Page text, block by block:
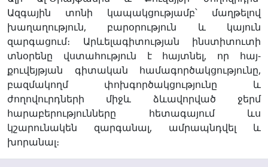
Ազգային տոնի կապակցությամբ՝ մաղթելով
խաղաղություն, բարօրություն և կայուն
զարգացում։ Արևելագիտության ինստիտուտի
տնօրենը վստահություն է հայտնել, որ հայ-
քուվեյթյան գիտական համագործակցությունը,
բազմակողմ փոխգործակցությունը և
ժողովուրդների միջև ձևավորված ջերմ
հարաբերությունները հետագայում ևս
կշարունակեն զարգանալ, ամրապնդվել և
խորանալ։